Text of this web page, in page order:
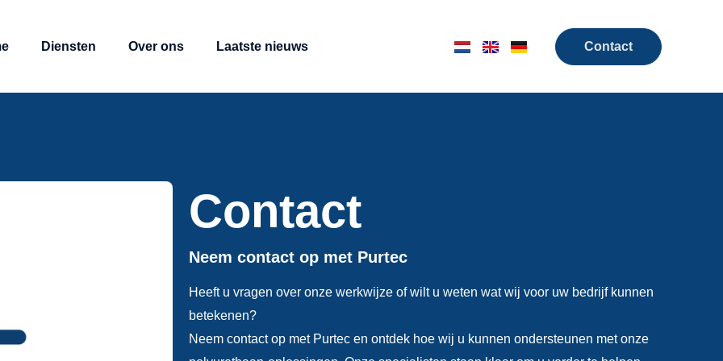
Diensten Over ons Laatste nieuws Contact
Contact
Neem contact op met Purtec
Heeft u vragen over onze werkwijze of wilt u weten wat wij voor uw bedrijf kunnen
betekenen?
Neem contact op met Purtec en ontdek hoe wij u kunnen ondersteunen met onze